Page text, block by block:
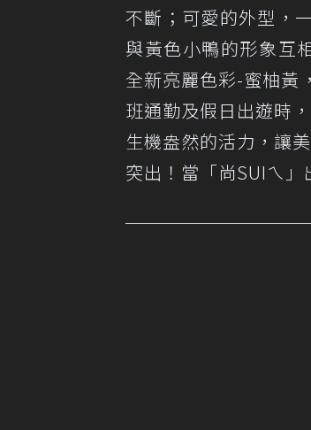
不斷；可愛的外型，
與黃色小鴨的形象互
全新亮麗色彩-蜜柚黃
班通勤及假日出遊時
生機盎然的活力，讓
突出！當「尚SUIㄟ」